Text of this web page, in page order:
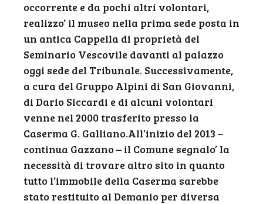
occorrente e da pochi altri volontari,
realizzo’ il museo nella prima sede posta in
un antica Cappella di proprietà del
Seminario Vescovile davanti al palazzo
oggi sede del Tribunale. Successivamente,
a cura del Gruppo Alpini di San Giovanni,
di Dario Siccardi e di alcuni volontari
venne nel 2000 trasferito presso la
Caserma G. Galliano.All’inizio del 2013 –
continua Gazzano – il Comune segnalo’ la
necessità di trovare altro sito in quanto
tutto l’immobile della Caserma sarebbe
stato restituito al Demanio per diversa